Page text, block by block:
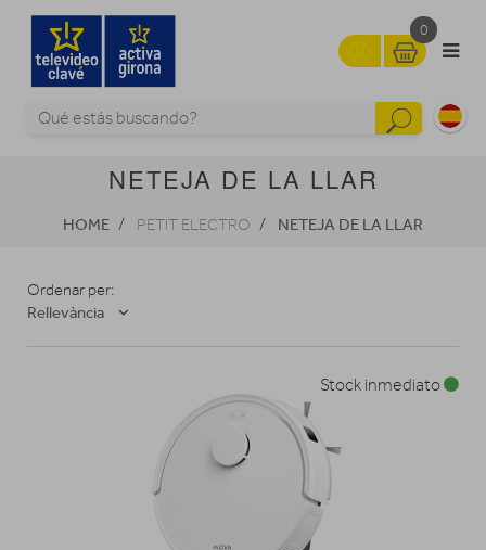
0
NETEJA DE LA LLAR
HOME PETIT ELECTRO NETEJA DE LA LLAR
Ordenar per:
Rellevància
Stock inmediato